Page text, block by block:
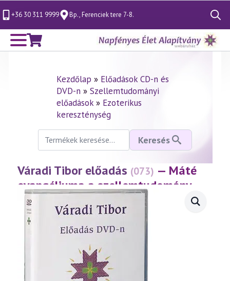
+36 30 311 9999 Bp., Ferenciek tere 7-8.
Search
for:
Kezdőlap » Előadások CD-n és
DVD-n» Szellemtudományi
előadások» Ezoterikus
kereszténység
Keresés
következőre:
Keresés
Váradi Tibor előadás (073) — Máté
evangéliuma a szellemtudomány
fényében 2. rész
(1998.11.06.)